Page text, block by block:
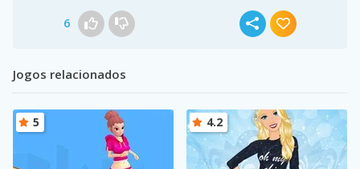
6
Jogos relacionados
5 4.2